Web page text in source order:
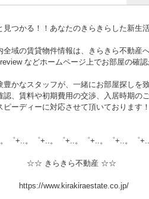
！！あなたのきらきらした新生活
域の賃貸物件情報は、きらきら不動産
などホームページ上でお部屋の確認
かなスタッフが、一緒にお部屋探しを致
、賃料や初期費用の交渉、入居時期のご
ピーディーに対応させて頂いております！
゜+..。゜+..。゜+..。゜+..。゜+..
ら不動産 ☆☆